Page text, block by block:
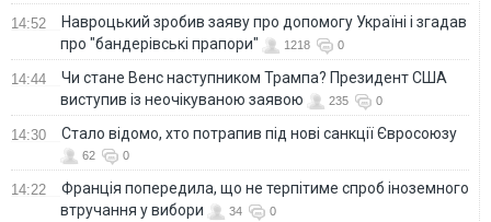
14:52
Навроцький зробив заяву про допомогу Україні і згадав
про "бандерівські прапори"
1218 0
14:44
Чи стане Венс наступником Трампа? Президент США
виступив із неочікуваною заявою
235 0
14:30 Стало відомо, хто потрапив під нові санкції Євросоюзу
62 0
14:22
Франція попередила, що не терпітиме спроб іноземного
втручання у вибори
34 0